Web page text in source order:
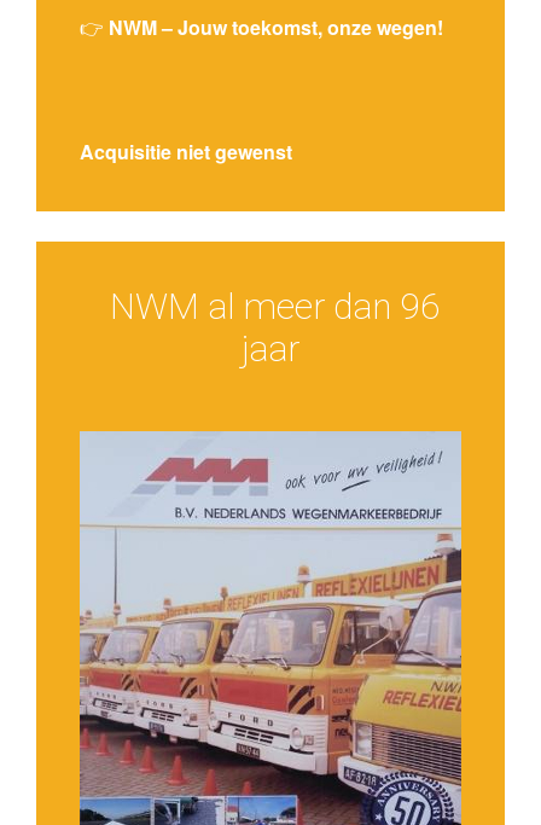
👉 NWM – Jouw toekomst, onze wegen!
Acquisitie niet gewenst
NWM al meer dan 96
jaar